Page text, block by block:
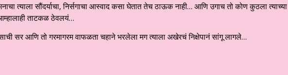
त्याला सौंदर्याचा, निर्सगाचा आस्वाद कसा घेतात तेच ठाऊक नाही… आणि उगाच तो कोण कुठला त्याच्या
ताटकळ ठेवलयं…
सर आणि तो गरमागरम वाफळता चहाने भरलेला मग त्याला अखेरचं निक्षेपानं सांगू लागले…